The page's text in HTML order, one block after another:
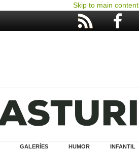
Skip to main content
GALERÍES HUMOR INFANTIL